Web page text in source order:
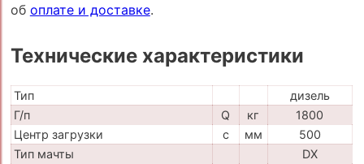
об оплате и доставке.
Технические характеристики
Тип
дизель
Г/п
Q кг
1800
Центр загрузки
c мм
500
Тип мачты
DX